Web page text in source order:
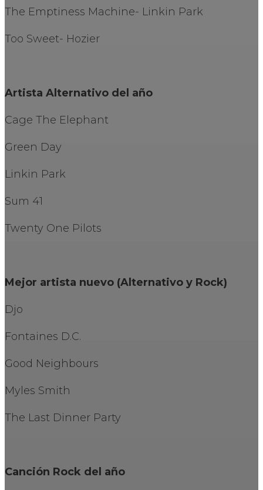
The Emptiness Machine- Linkin Park
Too Sweet- Hozier
Artista Alternativo del año
Cage The Elephant
Green Day
Linkin Park
Sum 41
Twenty One Pilots
Mejor artista nuevo (Alternativo y Rock)
Djo
Fontaines D.C.
Good Neighbours
Myles Smith
The Last Dinner Party
Canción Rock del año